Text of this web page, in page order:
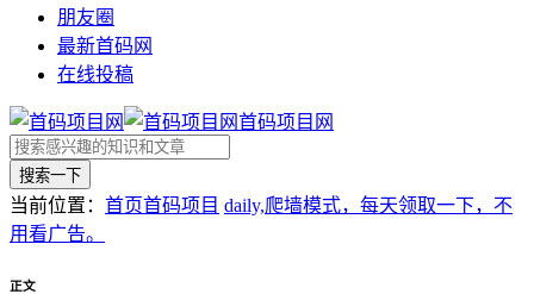
朋友圈
最新首码网
在线投稿
首码项目网
搜索一下
当前位置： 首页首码项目 daily,爬墙模式，每天领取一下，不
用看广告。
正文